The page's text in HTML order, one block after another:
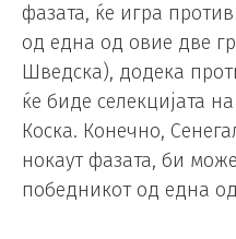
фазата, ќе игра
од една од овие две
Шведска), додека
ќе биде селекцијата
Коска. Конечно,
нокаут фазата, би
победникот од една